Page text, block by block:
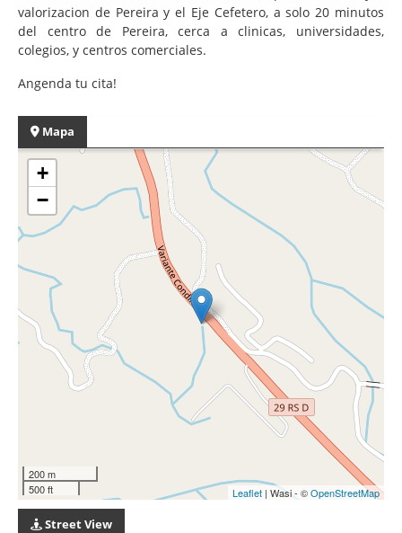
valorizacion de Pereira y el Eje Cefetero, a solo 20 minutos
del centro de Pereira, cerca a clinicas, universidades,
colegios, y centros comerciales.
Angenda tu cita!
Mapa
+
−
200 m
500 ft
Leaflet | Wasi - ©OpenStreetMap
Street View